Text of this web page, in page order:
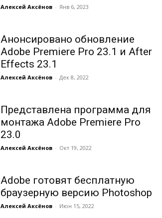
Алексей Аксёнов - Янв 6, 2023
Анонсировано обновление
Adobe Premiere Pro 23.1 и After
Effects 23.1
Алексей Аксёнов - Дек 8, 2022
Представлена программа для
монтажа Adobe Premiere Pro
23.0
Алексей Аксёнов - Окт 19, 2022
Adobe готовят бесплатную
браузерную версию Photoshop
Алексей Аксёнов - Июн 15, 2022